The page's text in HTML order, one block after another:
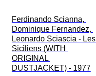
Ferdinando Scianna,
Dominique Fernandez,
Leonardo Sciascia - Les
Siciliens (WITH
ORIGINAL
DUSTJACKET) - 1977